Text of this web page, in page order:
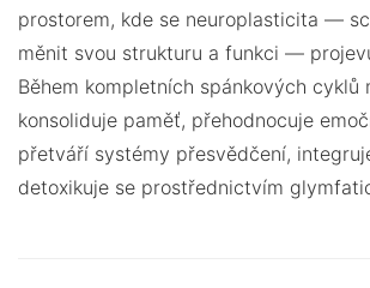
prostorem, kde se neuroplasticita —
měnit svou strukturu a funkci —
Během kompletních spánkových cyklů
konsoliduje paměť, přehodnocuje
přetváří systémy přesvědčení,
detoxikuje se prostřednictvím